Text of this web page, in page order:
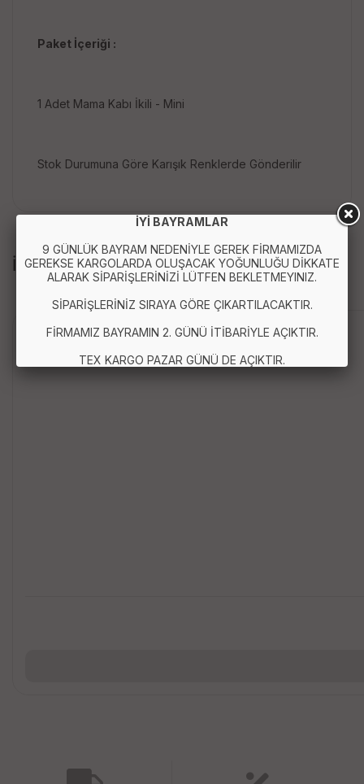
Paket İçeriği :
1 Adet Mama Kabı İkili - Mini
Stok Durumuna Göre Karışık Renklerde Gönderilir
İLGİLİ ÜRÜNLER
İYİ BAYRAMLAR
9 GÜNLÜK BAYRAM NEDENİYLE GEREK FİRMAMIZDA
GEREKSE KARGOLARDA OLUŞACAK YOĞUNLUĞU DİKKATE
ALARAK SİPARİŞLERİNİZİ LÜTFEN BEKLETMEYINIZ.
SİPARİŞLERİNİZ SIRAYA GÖRE ÇIKARTILACAKTIR.
FİRMAMIZ BAYRAMIN 2. GÜNÜ İTİBARİYLE AÇIKTIR.
TEX KARGO PAZAR GÜNÜ DE AÇIKTIR.